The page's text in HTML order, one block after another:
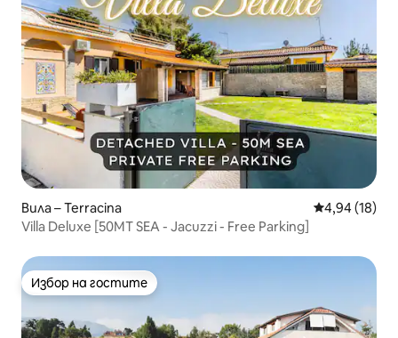
Вила – Terracina Средна
4,94 (18)
Villa Deluxe [50MT SEA - Jacuzzi - Free Parking]
Избор на гостите
Избор на гостите